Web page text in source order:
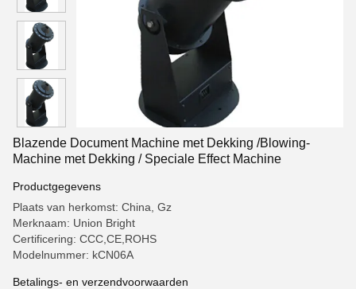
Blazende Document Machine met Dekking /Blowing-
Machine met Dekking / Speciale Effect Machine
Productgegevens
Plaats van herkomst: China, Gz
Merknaam: Union Bright
Certificering: CCC,CE,ROHS
Modelnummer: kCN06A
Betalings- en verzendvoorwaarden